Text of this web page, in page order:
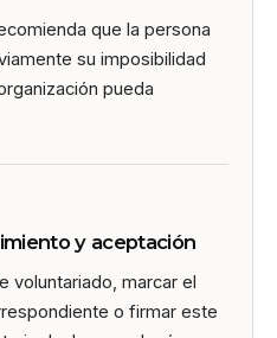
que la persona
su imposibilidad
pueda
y aceptación
voluntariado, marcar el
o firmar este